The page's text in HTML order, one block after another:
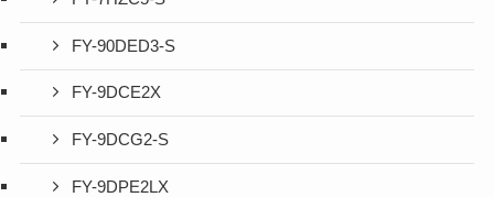
FY-90DED3-S
FY-9DCE2X
FY-9DCG2-S
FY-9DPE2LX